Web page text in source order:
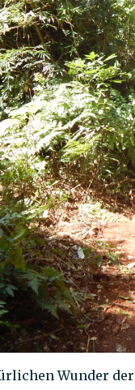
Wunder